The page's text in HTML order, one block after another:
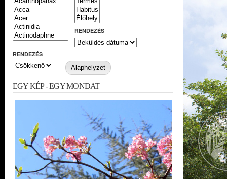
RENDEZÉS
RENDEZÉS
EGY KÉP - EGY MONDAT